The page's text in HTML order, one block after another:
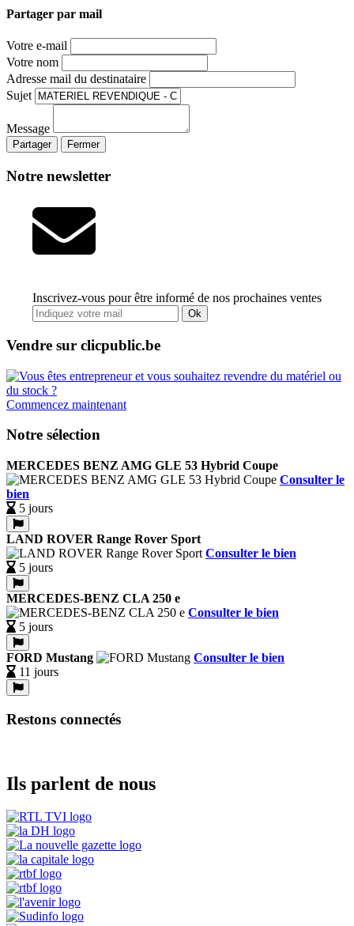
Partager par mail
Votre e-mail
Votre nom
Adresse mail du destinataire
Sujet
Message
Partager Fermer
Notre newsletter
Inscrivez-vous pour être informé de nos prochaines ventes
Ok
Vendre sur clicpublic.be
Commencez maintenant
Notre sélection
MERCEDES BENZ AMG GLE 53 Hybrid Coupe
Consulter le
bien
5 jours
LAND ROVER Range Rover Sport
Consulter le bien
5 jours
MERCEDES-BENZ CLA 250 e
Consulter le bien
5 jours
FORD Mustang
Consulter le bien
11 jours
Restons connectés
Ils parlent de nous